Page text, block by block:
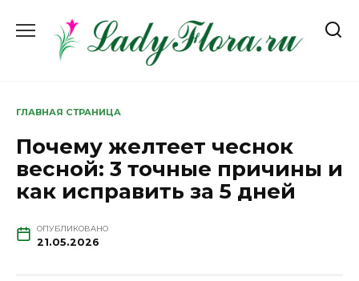
содержанию
ГЛАВНАЯ СТРАНИЦА
Почему желтеет чеснок
весной: 3 точные причины и
как исправить за 5 дней
ОПУБЛИКОВАНО
21.05.2026